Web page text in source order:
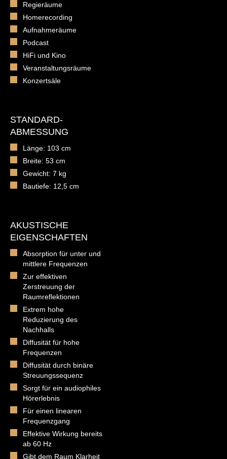
Regieräume
Homerecording
Aufnahmeräume
Podcast
HiFi und Kino
Veranstaltungsräume
Konzertsäle
STANDARD-
ABMESSUNG
Länge: 103 cm
Breite: 53 cm
Gewicht: 7 kg
Bautiefe: 12,5 cm
AKUSTISCHE
EIGENSCHAFTEN
Absorption für unter und
mittlere Frequenzen
Zur effektiven
Zerstreuung der
Raumreflektionen
Extrem hohe
Reduzierung des
Nachhalls
Diffusität für hohe
Frequenzen
Diffusität durch binäre
Streuungssequenz
Sorgt für ein audiophiles
Hörerlebnis
Für einen linearen
Frequenzgang
Effektive Wirkung bereits
ab 60 Hz
Gibt dem Raum Klarheit